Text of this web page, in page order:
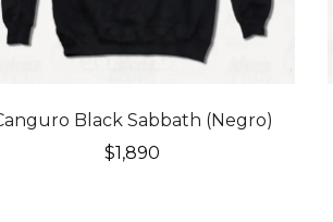
Black Sabbath (Negro)
$1,890